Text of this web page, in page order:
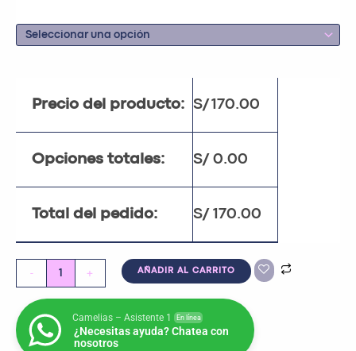
Precio del producto: S/170.00
Opciones totales: S/ 0.00
Total del pedido: S/ 170.00
- + AÑADIR AL CARRITO
Camelias – Asistente 1 En línea
¿Necesitas ayuda? Chatea con
nosotros